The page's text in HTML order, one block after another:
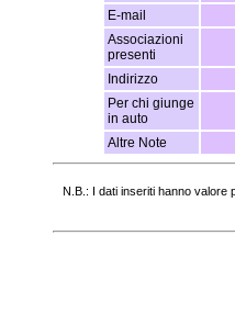
E-mail
Associazioni
presenti
Indirizzo
Per chi giunge
in auto
Altre Note
N.B.: I dati inseriti hanno valore